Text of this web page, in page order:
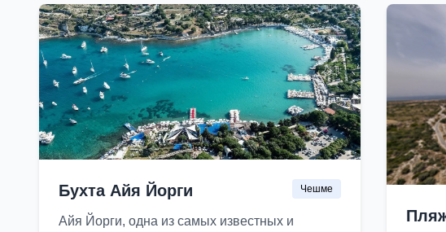
Бухта Айя Йорги Чешме
Айя Йорги, одна из самых известных и